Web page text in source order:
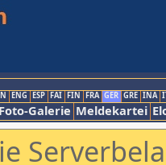
ENG ESP FAI FIN FRA GER GRE INA
Foto-Galerie Meldekartei